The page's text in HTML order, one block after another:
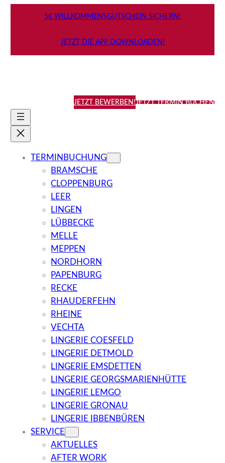
5€ WILLKOMMENSGUTSCHEIN SICHERN!
JETZT DIE APP DOWNLOADEN!
JETZT BEWERBEN!JETZT TERMIN BUCHEN
TERMINBUCHUNG
BRAMSCHE
CLOPPENBURG
LEER
LINGEN
LÜBBECKE
MELLE
MEPPEN
NORDHORN
PAPENBURG
RECKE
RHAUDERFEHN
RHEINE
VECHTA
LINGERIE COESFELD
LINGERIE DETMOLD
LINGERIE EMSDETTEN
LINGERIE GEORGSMARIENHÜTTE
LINGERIE LEMGO
LINGERIE GRONAU
LINGERIE IBBENBÜREN
SERVICE
AKTUELLES
AFTER WORK